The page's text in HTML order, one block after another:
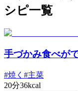
シピ一覧
手づかみ食べが
#焼く #主菜
20分36kcal